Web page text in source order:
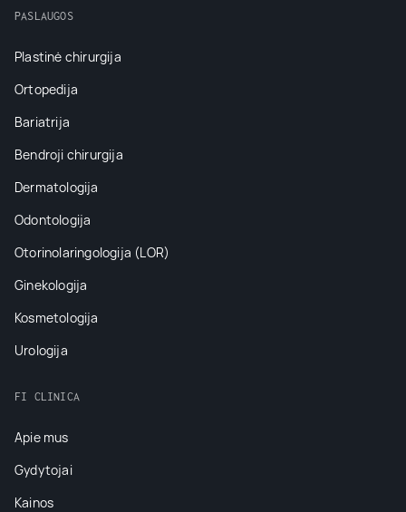
PASLAUGOS
Plastinė chirurgija
Ortopedija
Bariatrija
Bendroji chirurgija
Dermatologija
Odontologija
Otorinolaringologija (LOR)
Ginekologija
Kosmetologija
Urologija
FI CLINICA
Apie mus
Gydytojai
Kainos